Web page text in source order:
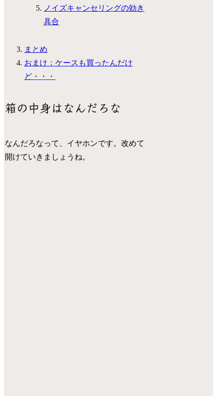
ノイズキャンセリングの効き
具合
まとめ
おまけ：ケースも買ったんだけ
ど・・・
箱の中身はなんだろな
なんだろなって、イヤホンです。改めて
開けていきましょうね。